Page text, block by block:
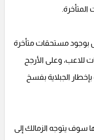
بوجود مستحقات متأخرة
للاعب، وعلى الأرجح
بإخطار الجبلاية بفسخ
سوف يتوجه الزمالك إلى